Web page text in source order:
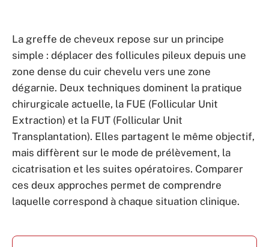
La greffe de cheveux repose sur un principe
simple : déplacer des follicules pileux depuis une
zone dense du cuir chevelu vers une zone
dégarnie. Deux techniques dominent la pratique
chirurgicale actuelle, la FUE (Follicular Unit
Extraction) et la FUT (Follicular Unit
Transplantation). Elles partagent le même objectif,
mais diffèrent sur le mode de prélèvement, la
cicatrisation et les suites opératoires. Comparer
ces deux approches permet de comprendre
laquelle correspond à chaque situation clinique.